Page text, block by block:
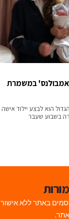
בלוטו: 2 'לידות אמבולנס' במשמרת
הוא לבצע יילוד אישה
בשבוע שעבר
באתר ללא אישור